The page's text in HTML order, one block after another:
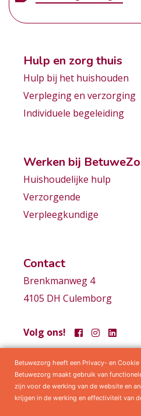
Hulp en zorg thuis
Hulp bij het huishouden
Verpleging en verzorging
Individuele begeleiding
Werken bij
Huishoudelijke hulp
Verzorgende
Verpleegkundige
Contact
Brenkmanweg 4
4105 DH Culemborg
Volg ons!
Samenwerkingen Privacy statement
Betuwezorg heeft een Privacy- en Cookie
Betuwezorg maakt gebruik van
zijn voor de werking van de website en
krijgen in de werking en effectiviteit van